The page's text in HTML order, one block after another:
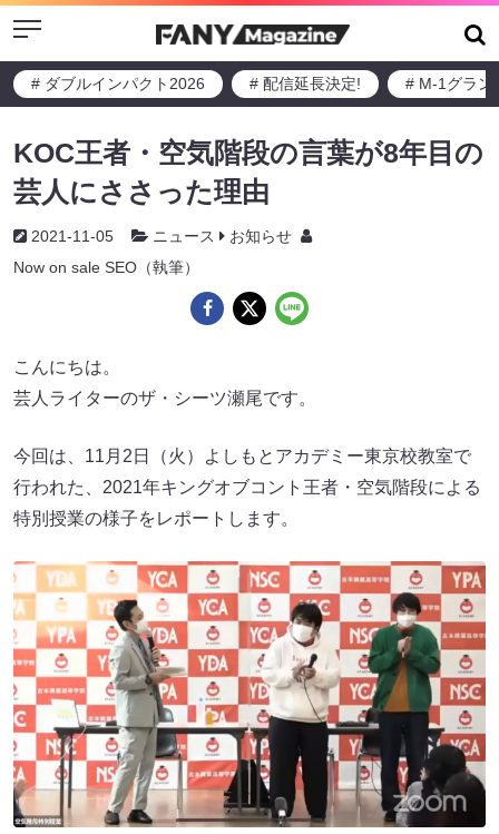
Menu
# ダブルインパクト2026 # 配信延長決定! # M-1グラン
KOC王者・空気階段の言葉が8年目の
芸人にささった理由
2021-11-05 ニュース
お知らせ
Now on sale SEO（執筆）
こんにちは。
芸人ライターのザ・シーツ瀬尾です。
今回は、11月2日（火）よしもとアカデミー東京校教室で
行われた、2021年キングオブコント王者・空気階段による
特別授業の様子をレポートします。